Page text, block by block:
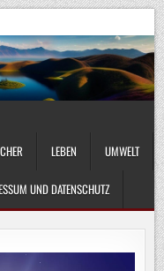
LEBEN UMWELT
UND DATENSCHUTZ